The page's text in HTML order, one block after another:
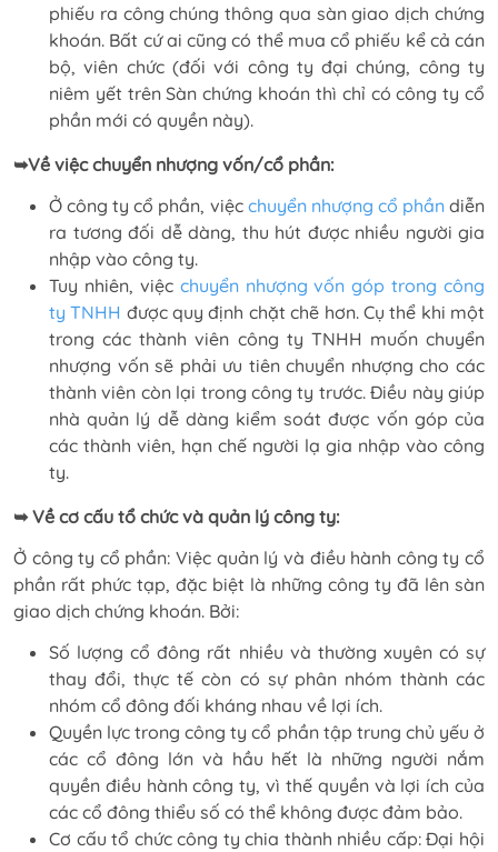
phiếu ra công chúng thông qua sàn giao dịch chứng
khoán. Bất cứ ai cũng có thể mua cổ phiếu kể cả cán
bộ, viên chức (đối với công ty đại chúng, công ty
niêm yết trên Sàn chứng khoán thì chỉ có công ty cổ
phần mới có quyền này).
➥Về việc chuyển nhượng vốn/cổ phần:
Ở công ty cổ phần, việc chuyển nhượng cổ phầndiễn
ra tương đối dễ dàng, thu hút được nhiều người gia
nhập vào công ty.
Tuy nhiên, việc chuyển nhượng vốn góp trong công
ty TNHH được quy định chặt chẽ hơn. Cụ thể khi một
trong các thành viên công ty TNHH muốn chuyển
nhượng vốn sẽ phải ưu tiên chuyển nhượng cho các
thành viên còn lại trong công ty trước. Điều này giúp
nhà quản lý dễ dàng kiểm soát được vốn góp của
các thành viên, hạn chế người lạ gia nhập vào công
ty.
➥ Về cơ cấu tổ chức và quản lý công ty:
Ở công ty cổ phần: Việc quản lý và điều hành công ty cổ
phần rất phức tạp, đặc biệt là những công ty đã lên sàn
giao dịch chứng khoán. Bởi:
Số lượng cổ đông rất nhiều và thường xuyên có sự
thay đổi, thực tế còn có sự phân nhóm thành các
nhóm cổ đông đối kháng nhau về lợi ích.
Quyền lực trong công ty cổ phần tập trung chủ yếu ở
các cổ đông lớn và hầu hết là những người nắm
quyền điều hành công ty, vì thế quyền và lợi ích của
các cổ đông thiểu số có thể không được đảm bảo.
Cơ cấu tổ chức công ty chia thành nhiều cấp: Đại hội